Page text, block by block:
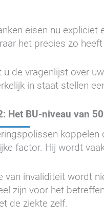
eisen nu
het precies zo
u de vragenlijst over
in staat stellen
Het BU-niveau van
factor. Hij wordt
van invaliditeit wordt
zijn voor het
de ziekte zelf.